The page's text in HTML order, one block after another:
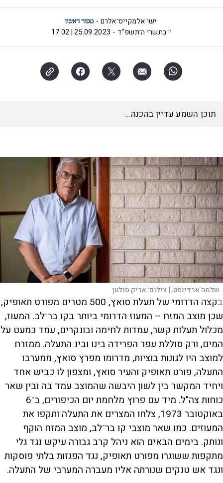
ישי אלמקייס־אלרם
י' בתשרי ה׳תשפ"ד
25.09.2023 | 17:02
תוכן השמע עדיין בהכנה...
שלמה ארדינסט. | צילום:אריק סולטן
ב
קצה הדרומי של תעלת סואץ, 500 מטרים מפורט תאופיק,
שכן מוצב המזח – המעוז הדרומי ביותר בקו בר־לב. המעוז,
מכלול תעלות קשר, עמדות לחימה ובונקרים, עמד כמעט על
המים, ורק סוללת עפר הפרידה בינו ובינ התעלה. ממזרח
למוצב היו לגונות בוציות, מדרומו מפרץ סואץ, ממערבו
התעלה, פורט תאופיק והעיר סואץ, ומצפון לו כביש אחד
ויחיד המקשר בין לשון היבשה שהמוצב עמד בה ובין שאר
כוחות צה"ל. מיד עם פרוץ מלחמת יום הכיפורים, ב־6
באוקטובר 1973, צלחו המצרים את התעלה ותקפו את
המעוזים. כמו שאר מוצבי קו בר־לב, מוצב המזח הוקף
ונותק. בימים הבאים הוא ניהל קרב גבורה עיקש נגד גלי
מתקפות ששוגרו מפורט תאופיק, נגד הפגזות בלתי פוסקות
ונגד אש טנקים שנורתה אליו מעברה המערבי של התעלה.